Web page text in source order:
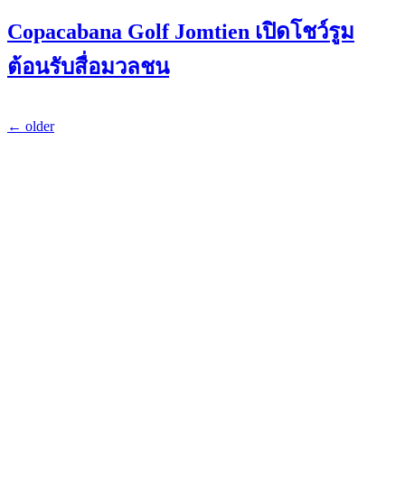
Copacabana Golf Jomtien เปิดโชว์รูม
ต้อนรับสื่อมวลชน
← older